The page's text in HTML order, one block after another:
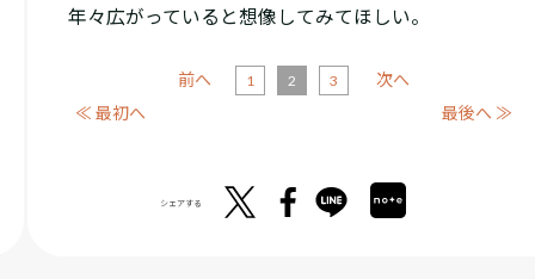
年々広がっていると想像してみてほしい。
≪ 最初へ
前へ 1 2 3
次へ
最後へ ≫
シェアする